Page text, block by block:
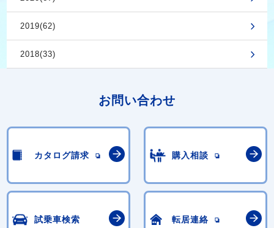
2019(62)
2018(33)
お問い合わせ
カタログ請求 購入相談
試乗車検索 転居連絡